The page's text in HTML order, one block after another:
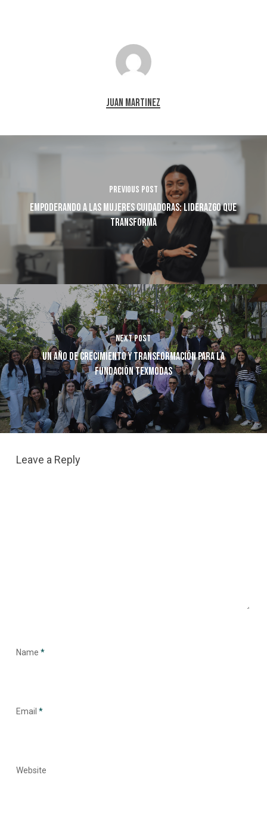
Juan Martinez
Previous Post
Empoderando a las Mujeres Cuidadoras: Liderazgo que
transforma
Next Post
Un año de crecimiento y transformación para la
Fundación Texmodas
Leave a Reply
Name *
Email *
Website